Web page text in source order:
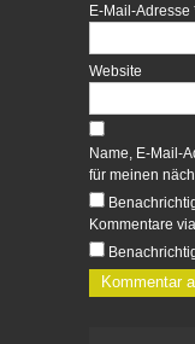
E-Mail-Adresse
Website
Name, E-Mail-
für meinen
Kommentare